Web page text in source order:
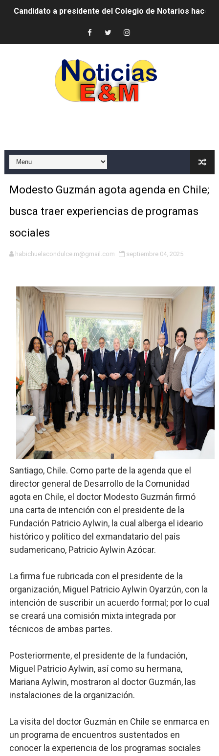
Digecac realizará Primer Festival de Plantas 2026
Lee Ballester a los que se forman como agentes
Operativo Interinstitucional “Compromiso Ambiental
Más de 180 dirigentes sindicales de las Américas se
Restaurante Amigos es reconocido por sus cuatro
Banco Popular escala 17 posiciones en los mil
SNS y el SRSO actualizan Manual de Comunicación
Osiris de León responde a Roberto Tineo y a Yeisy
DGPCF: 55 años sembrando desarrollo y
-Propeep y Gestión Presidencial encabezan entrega
Ministerio de Defensa siembra esperanza y protege
MICM y CECCOM retienen 213,355 galones de
Bienes Nacionales recauda más de RD 57 millones en
Residentes en San Juan beneficiados con jornada
El magistrado Henry Molina decidió no seguir en la
El PRM renueva su cúpula directiva: Luis Abinader
Fellito Suberví inspecciona obras en las “villas” y
Comedores Comunitarios de DASAC garantizan
UNTC inicia ofensiva para recuperar fuerza gremial
PRM escogerá este domingo su nueva cúpula
Candidato a presidente del Colegio de Notarios hace
Modesto Guzmán agota agenda en Chile;
busca traer experiencias de programas
sociales
habichuelacondulce.m@gmail.com septiembre 04, 2025
Santiago, Chile. Como parte de la agenda que el
director general de Desarrollo de la Comunidad
agota en Chile, el doctor Modesto Guzmán firmó
una carta de intención con el presidente de la
Fundación Patricio Aylwin, la cual alberga el ideario
histórico y político del exmandatario del país
sudamericano, Patricio Aylwin Azócar.
La firma fue rubricada con el presidente de la
organización, Miguel Patricio Aylwin Oyarzún, con la
intención de suscribir un acuerdo formal; por lo cual
se creará una comisión mixta integrada por
técnicos de ambas partes.
Posteriormente, el presidente de la fundación,
Miguel Patricio Aylwin, así como su hermana,
Mariana Aylwin, mostraron al doctor Guzmán, las
instalaciones de la organización.
La visita del doctor Guzmán en Chile se enmarca en
un programa de encuentros sustentados en
conocer la experiencia de los programas sociales